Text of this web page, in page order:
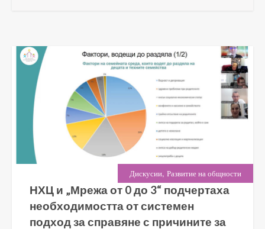
Дискусии, Развитие на общности
НХЦ и „Мрежа от 0 до 3“ подчертаха
необходимостта от системен
подход за справяне с причините за